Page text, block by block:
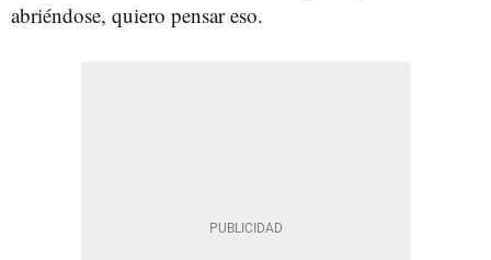
abriéndose, quiero pensar eso.